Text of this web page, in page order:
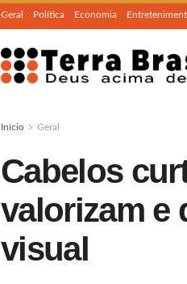
Geral Política Economia
Início Geral
Cabelos
valorizam e
visual